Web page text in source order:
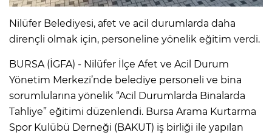
Nilüfer Belediyesi, afet ve acil durumlarda daha
dirençli olmak için, personeline yönelik eğitim verdi.
BURSA (İGFA) - Nilüfer İlçe Afet ve Acil Durum
Yönetim Merkezi’nde belediye personeli ve bina
sorumlularına yönelik “Acil Durumlarda Binalarda
Tahliye” eğitimi düzenlendi. Bursa Arama Kurtarma
Spor Kulübü Derneği (BAKUT) iş birliği ile yapılan